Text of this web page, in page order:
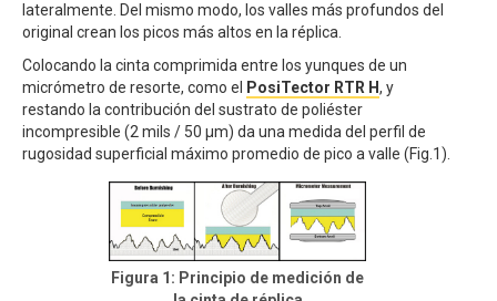
lateralmente. Del mismo modo, los valles más profundos del
original crean los picos más altos en la réplica.
Colocando la cinta comprimida entre los yunques de un
micrómetro de resorte, como el
PosiTector RTR H, y
restando la contribución del sustrato de poliéster
incompresible (2 mils / 50 μm) da una medida del perfil de
rugosidad superficial máximo promedio de pico a valle (Fig.1).
Figura 1: Principio de medición de